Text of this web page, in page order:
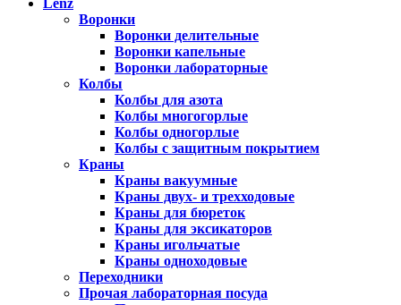
Lenz
Воронки
Воронки делительные
Воронки капельные
Воронки лабораторные
Колбы
Колбы для азота
Колбы многогорлые
Колбы одногорлые
Колбы с защитным покрытием
Краны
Краны вакуумные
Краны двух- и трехходовые
Краны для бюреток
Краны для эксикаторов
Краны игольчатые
Краны одноходовые
Переходники
Прочая лабораторная посуда